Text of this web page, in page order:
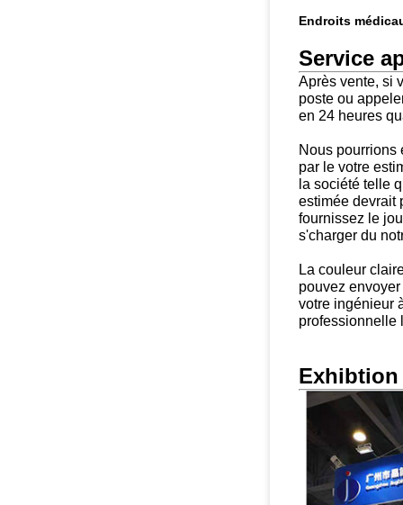
Endroits
Service
Après vente, si
poste ou
en 24 heures
Nous pourrions
par le votre
la société telle
estimée devrait
fournissez le
s'charger du
La couleur
pouvez envoyer
votre ingénieur
professionnelle
Exhibtion